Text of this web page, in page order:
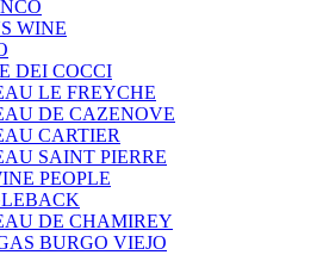
WINE
DEI COCCI
LE FREYCHE
DE CAZENOVE
CARTIER
SAINT PIERRE
PEOPLE
DE CHAMIREY
BURGO VIEJO